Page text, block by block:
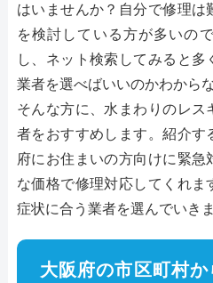
はいませんか？自分で修理は
を検討している方が多いの
し、ネット検索してみると
業者を選べばいいのかわから
そんな方に、水まわりのレス
者をおすすめします。紹介す
府にお住まいの方向けに緊急
な価格で修理対応してくれま
症状に合う業者を選んでいき
大阪府の市区町村